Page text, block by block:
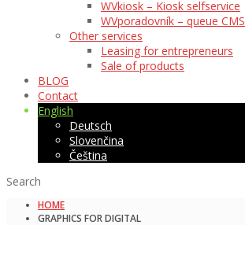
WVkiosk – Kiosk selfservice
WVporadovník – queue CMS
Other services
Leasing for entrepreneurs
Sale of products
BLOG
Contact
English
Deutsch
Slovenčina
Čeština
Search
HOME
GRAPHICS FOR DIGITAL